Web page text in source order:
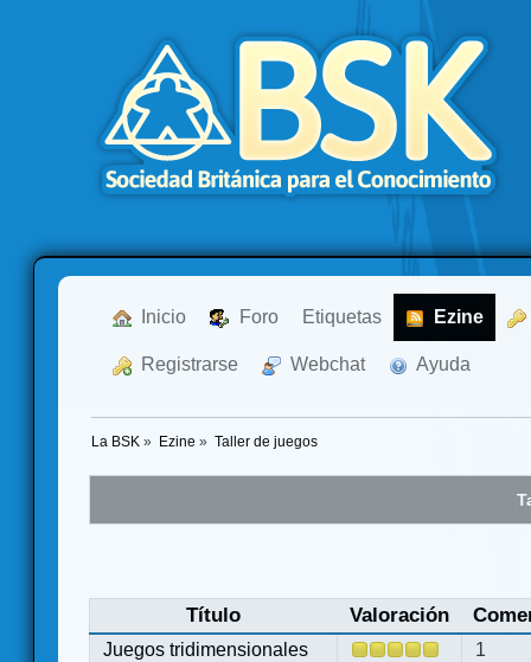
Inicio Foro Etiquetas Ezine
Registrarse Webchat Ayuda
La BSK » Ezine » Taller de juegos
Título Valoración
Juegos tridimensionales 1